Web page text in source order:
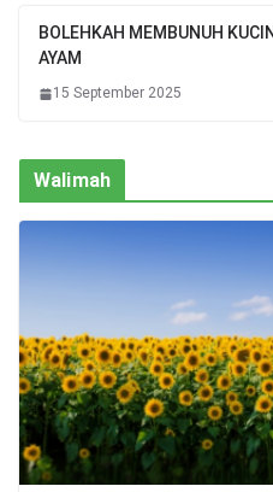
BOLEHKAH MEMBUNUH
AYAM
15 September 2025
Walimah